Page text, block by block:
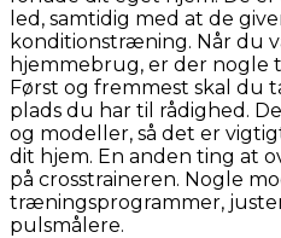
led, samtidig med at de
konditionstræning. Når du
hjemmebrug, er der nogle
Først og fremmest skal du
plads du har til rådighed.
og modeller, så det er
dit hjem. En anden ting at
på crosstraineren. Nogle
træningsprogrammer,
pulsmålere.